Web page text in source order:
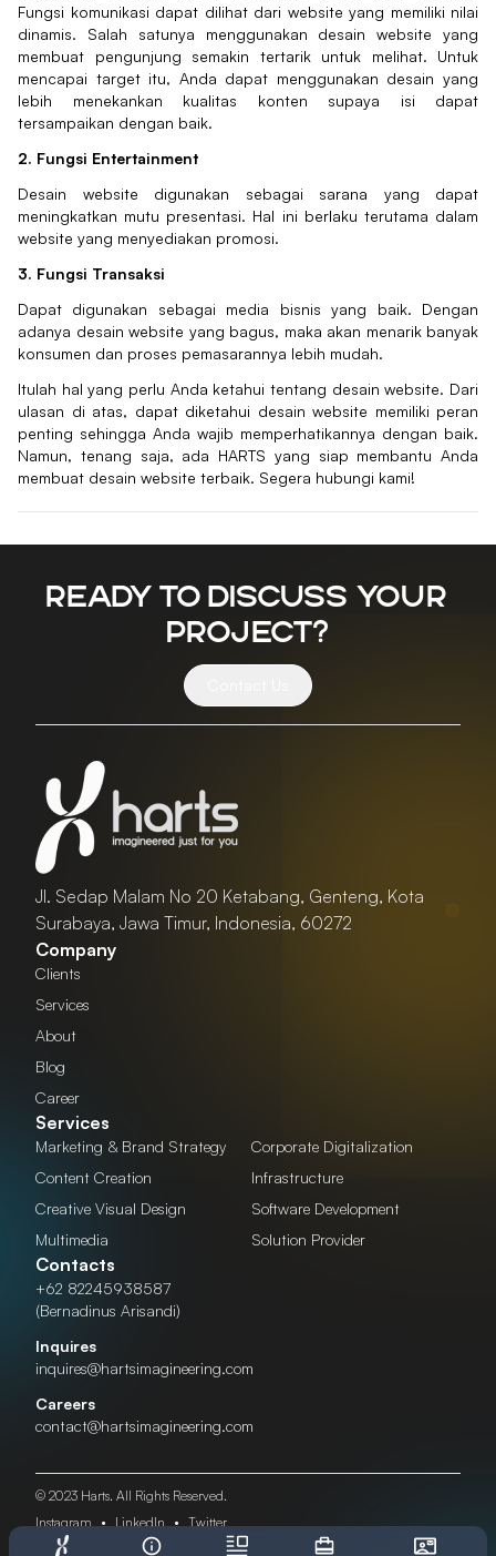
Fungsi komunikasi dapat dilihat dari website yang memiliki nilai
dinamis. Salah satunya menggunakan desain website yang
membuat pengunjung semakin tertarik untuk melihat. Untuk
mencapai target itu, Anda dapat menggunakan desain yang
lebih menekankan kualitas konten supaya isi dapat
tersampaikan dengan baik.
2. Fungsi Entertainment
Desain website digunakan sebagai sarana yang dapat
meningkatkan mutu presentasi. Hal ini berlaku terutama dalam
website yang menyediakan promosi.
3. Fungsi Transaksi
Dapat digunakan sebagai media bisnis yang baik. Dengan
adanya desain website yang bagus, maka akan menarik banyak
konsumen dan proses pemasarannya lebih mudah.
Itulah hal yang perlu Anda ketahui tentang desain website. Dari
ulasan di atas, dapat diketahui desain website memiliki peran
penting sehingga Anda wajib memperhatikannya dengan baik.
Namun, tenang saja, ada HARTS yang siap membantu Anda
membuat desain website terbaik. Segera hubungi kami!
Ready to discuss your
project?
Jl. Sedap Malam No 20 Ketabang, Genteng, Kota
Surabaya, Jawa Timur, Indonesia, 60272
Company
Clients
Services
About
Blog
Career
Services
Marketing & Brand Strategy
Content Creation
Creative Visual Design
Multimedia
Corporate Digitalization
Infrastructure
Software Development
Solution Provider
Contacts
+62 82245938587
(Bernadinus Arisandi)
Inquires
inquires@hartsimagineering.com
Careers
contact@hartsimagineering.com
© 2023 Harts. All Rights Reserved.
Instagram
• LinkedIn • Twitter